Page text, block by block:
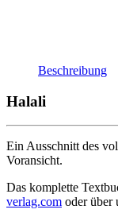
Beschreibung
Halali
Ein Ausschnitt des
Voransicht.
Das komplette
verlag.com oder über